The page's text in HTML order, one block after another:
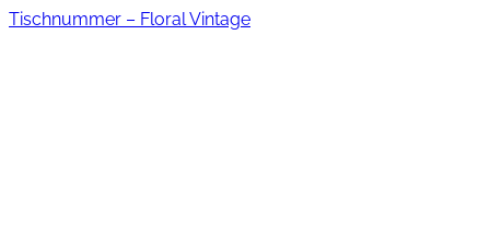
Tischnummer – Floral Vintage